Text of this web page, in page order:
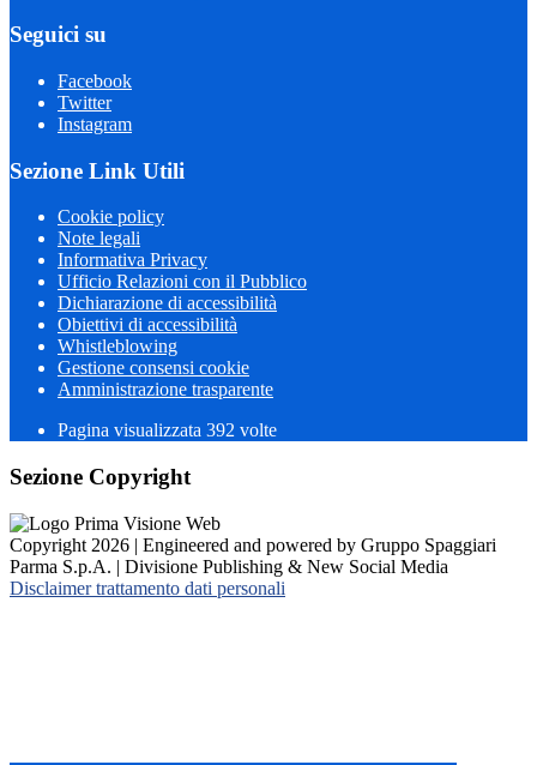
Seguici su
Facebook
Twitter
Instagram
Sezione Link Utili
Cookie policy
Note legali
Informativa Privacy
Ufficio Relazioni con il Pubblico
Dichiarazione di accessibilità
Obiettivi di accessibilità
Whistleblowing
Gestione consensi cookie
Amministrazione trasparente
Pagina visualizzata 392 volte
Sezione Copyright
Copyright 2026 | Engineered and powered by Gruppo Spaggiari
Parma S.p.A. | Divisione Publishing & New Social Media
Disclaimer trattamento dati personali